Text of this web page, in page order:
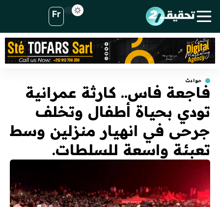
Fr
حوادث
فاجعة فاس.. كارثة عمرانية
تودي بحياة أطفال وتخلف
جرحى في انهيار منزلين وسط
تعبئة واسعة للسلطات.